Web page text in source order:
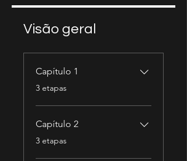
Visão geral
Capítulo 1
.
3 etapas
Capítulo 2
.
3 etapas